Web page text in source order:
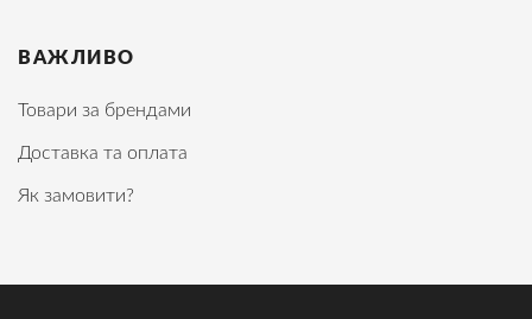
ВАЖЛИВО
Товари за брендами
Доставка та оплата
Як замовити?